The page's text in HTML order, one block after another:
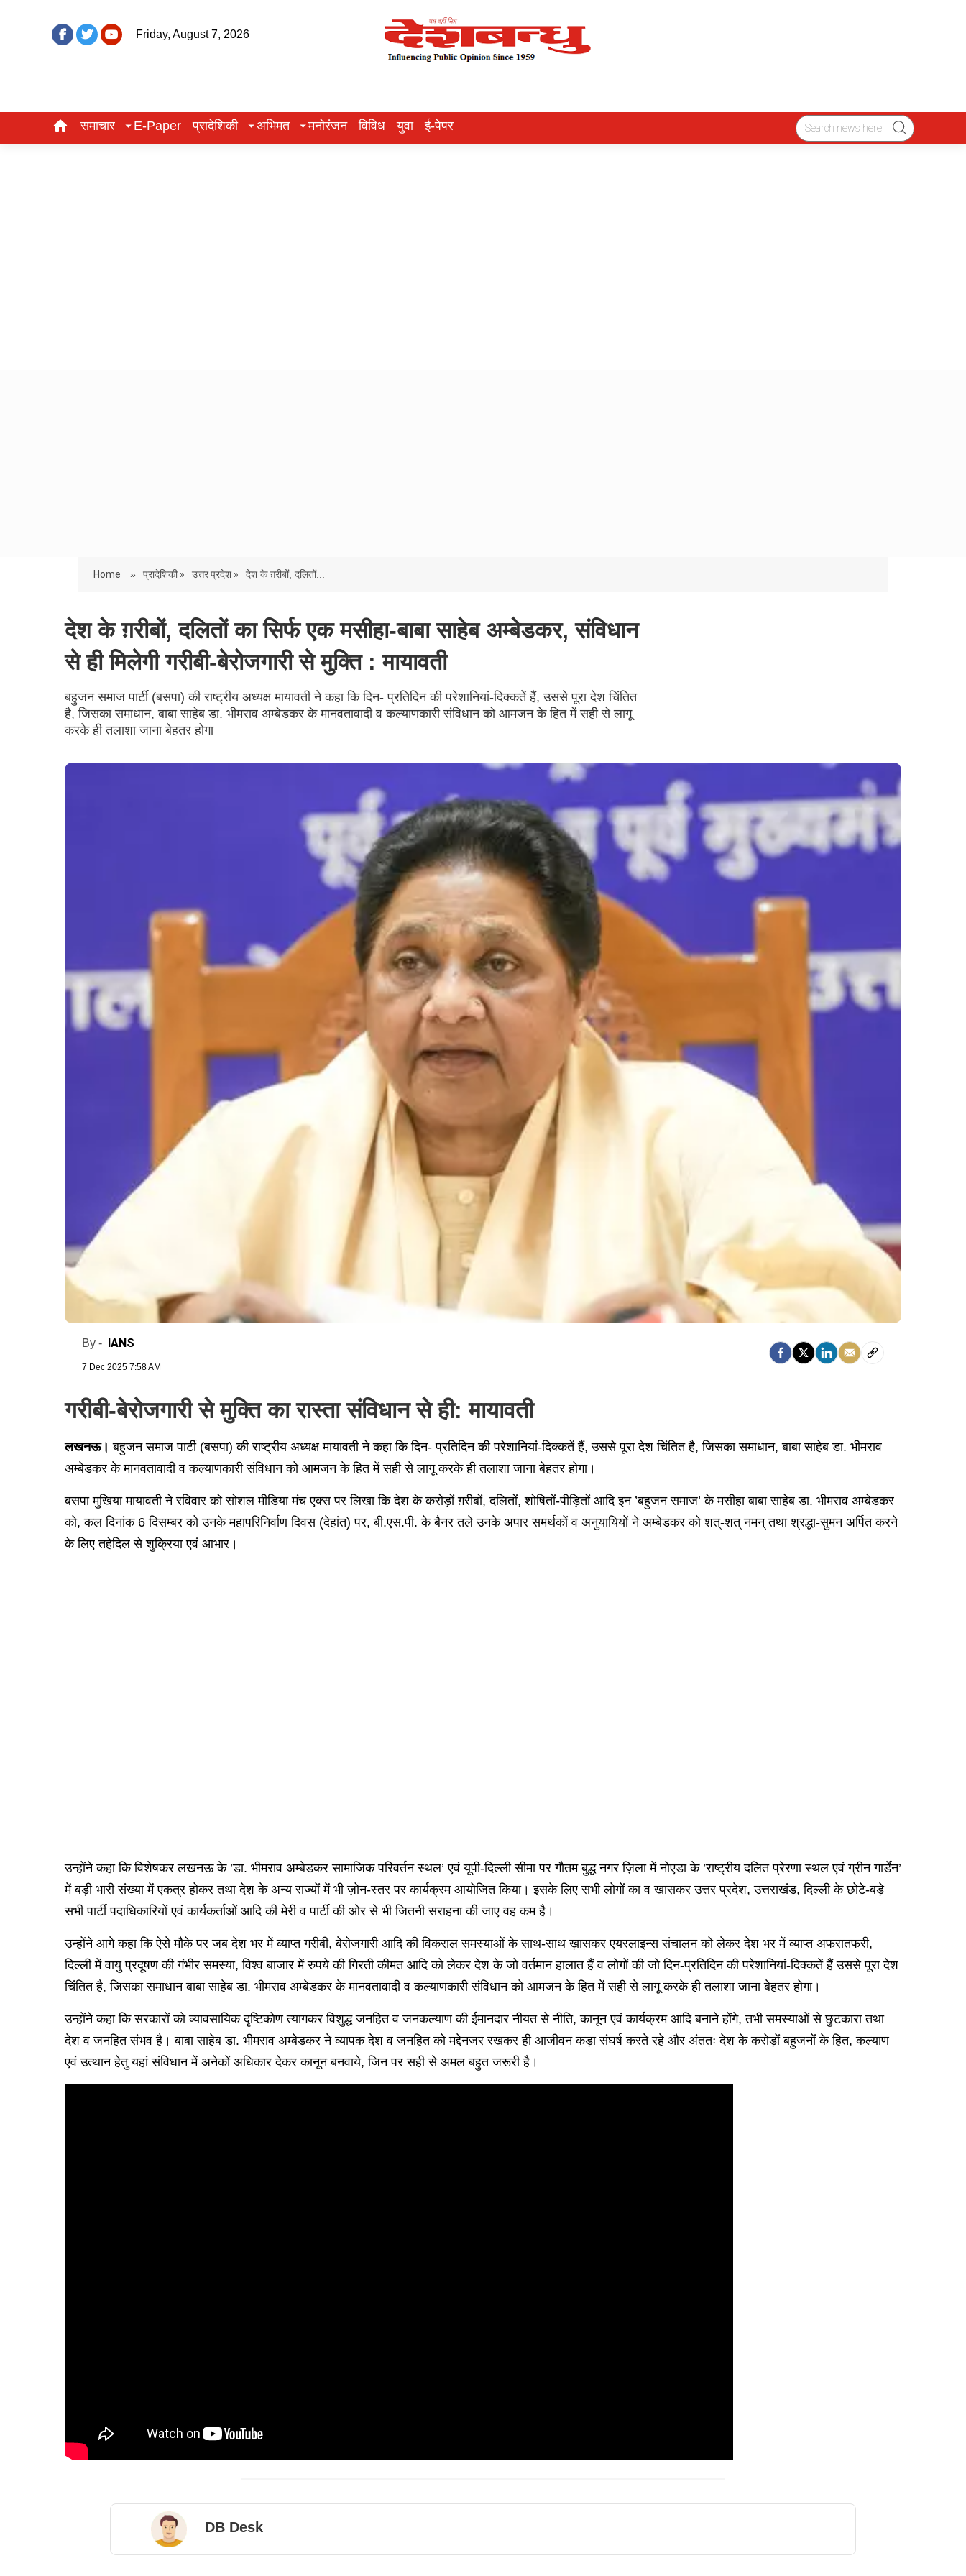
Friday, August 7, 2026
समाचार E-Paper प्रादेशिकी अभिमत मनोरंजन विविध युवा ई-पेपर
Home » प्रादेशिकी » उत्तर प्रदेश » देश के ग़रीबों, दलितों...
देश के ग़रीबों, दलितों का सिर्फ एक मसीहा-बाबा साहेब अम्बेडकर, संविधान
से ही मिलेगी गरीबी-बेरोजगारी से मुक्ति : मायावती
बहुजन समाज पार्टी (बसपा) की राष्ट्रीय अध्यक्ष मायावती ने कहा कि दिन- प्रतिदिन की परेशानियां-दिक्कतें हैं, उससे पूरा देश चिंतित
है, जिसका समाधान, बाबा साहेब डा. भीमराव अम्बेडकर के मानवतावादी व कल्याणकारी संविधान को आमजन के हित में सही से लागू
करके ही तलाशा जाना बेहतर होगा
By - IANS
7 Dec 2025 7:58 AM
गरीबी-बेरोजगारी से मुक्ति का रास्ता संविधान से ही: मायावती
लखनऊ। बहुजन समाज पार्टी (बसपा) की राष्ट्रीय अध्यक्ष मायावती ने कहा कि दिन- प्रतिदिन की परेशानियां-दिक्कतें हैं, उससे पूरा देश चिंतित है, जिसका समाधान, बाबा साहेब डा. भीमराव
अम्बेडकर के मानवतावादी व कल्याणकारी संविधान को आमजन के हित में सही से लागू करके ही तलाशा जाना बेहतर होगा।
बसपा मुखिया मायावती ने रविवार को सोशल मीडिया मंच एक्स पर लिखा कि देश के करोड़ों ग़रीबों, दलितों, शोषितों-पीड़ितों आदि इन ’बहुजन समाज’ के मसीहा बाबा साहेब डा. भीमराव अम्बेडकर
को, कल दिनांक 6 दिसम्बर को उनके महापरिनिर्वाण दिवस (देहांत) पर, बी.एस.पी. के बैनर तले उनके अपार समर्थकों व अनुयायियों ने अम्बेडकर को शत्-शत् नमन् तथा श्रद्धा-सुमन अर्पित करने
के लिए तहेदिल से शुक्रिया एवं आभार।
उन्होंने कहा कि विशेषकर लखनऊ के ’डा. भीमराव अम्बेडकर सामाजिक परिवर्तन स्थल’ एवं यूपी-दिल्ली सीमा पर गौतम बुद्ध नगर ज़िला में नोएडा के ’राष्ट्रीय दलित प्रेरणा स्थल एवं ग्रीन गार्डेन’
में बड़ी भारी संख्या में एकत्र होकर तथा देश के अन्य राज्यों में भी ज़ोन-स्तर पर कार्यक्रम आयोजित किया। इसके लिए सभी लोगों का व खासकर उत्तर प्रदेश, उत्तराखंड, दिल्ली के छोटे-बड़े
सभी पार्टी पदाधिकारियों एवं कार्यकर्ताओं आदि की मेरी व पार्टी की ओर से भी जितनी सराहना की जाए वह कम है।
उन्होंने आगे कहा कि ऐसे मौके पर जब देश भर में व्याप्त गरीबी, बेरोजगारी आदि की विकराल समस्याओं के साथ-साथ ख़ासकर एयरलाइन्स संचालन को लेकर देश भर में व्याप्त अफरातफरी,
दिल्ली में वायु प्रदूषण की गंभीर समस्या, विश्व बाजार में रुपये की गिरती कीमत आदि को लेकर देश के जो वर्तमान हालात हैं व लोगों की जो दिन-प्रतिदिन की परेशानियां-दिक्कतें हैं उससे पूरा देश
चिंतित है, जिसका समाधान बाबा साहेब डा. भीमराव अम्बेडकर के मानवतावादी व कल्याणकारी संविधान को आमजन के हित में सही से लागू करके ही तलाशा जाना बेहतर होगा।
उन्होंने कहा कि सरकारों को व्यावसायिक दृष्टिकोण त्यागकर विशुद्ध जनहित व जनकल्याण की ईमानदार नीयत से नीति, कानून एवं कार्यक्रम आदि बनाने होंगे, तभी समस्याओं से छुटकारा तथा
देश व जनहित संभव है। बाबा साहेब डा. भीमराव अम्बेडकर ने व्यापक देश व जनहित को मद्देनजर रखकर ही आजीवन कड़ा संघर्ष करते रहे और अंततः देश के करोड़ों बहुजनों के हित, कल्याण
एवं उत्थान हेतु यहां संविधान में अनेकों अधिकार देकर कानून बनवाये, जिन पर सही से अमल बहुत जरूरी है।
DB Desk